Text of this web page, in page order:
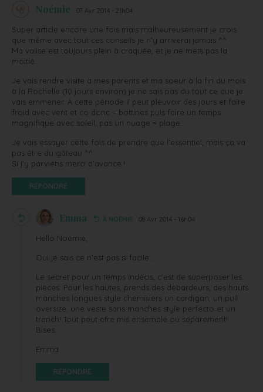
Noémie 07 Avr 2014 - 21h04
Super article encore une fois mais malheureusement je crois
que même avec tout ces conseils je n’y arriverai jamais ^^
Ma valise est toujours plein à craquée, et je ne mets pas la
moitié…
Je vais rendre visite à mes parents et ma soeur à la fin du mois
à la Rochelle (10 jours environ) je ne sais pas du tout ce que je
vais emmener. A cette période il peut pleuvoir des jours et faire
froid avec vent et co donc = bottines puis faire un temps
magnifique avec soleil, pas un nuage = plage…
Je vais essayer cette fois de prendre que l’essentiel, mais ça va
pas être du gâteau ^^
Si j’y parviens merci d’avance !
RÉPONDRE
Emma À NOÉMIE 08 Avr 2014 - 16h04
Hello Noémie,
Oui je sais ce n’est pas si facile….
Le secret pour un temps indécis, c’est de superposer les
pièces: Pour les hautes, prends des débardeurs, des hauts
manches longues style chemisiers un cardigan, un pull
oversize, une veste sans manches style perfecto et un
trench! Tout peut être mis ensemble ou séparément!
Bises,
Emma
RÉPONDRE